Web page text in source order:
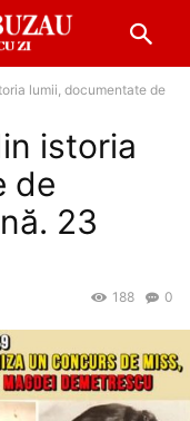
lumii, documentate de
istoria
de
23
0
188